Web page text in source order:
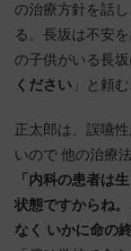
の治療方針を話
る。長坂は不安
の子供がいる長坂
ください 」と頼
正太郎は、誤嚥
いので 他の治療
「内科の患者は
状態ですからね
なく いかに命の